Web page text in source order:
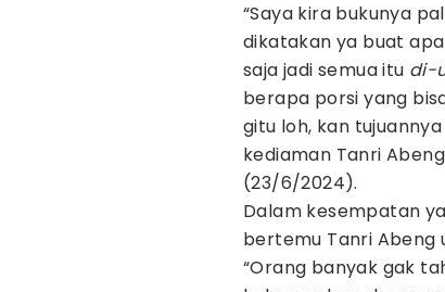
“Saya kira bukunya
dikatakan ya buat
saja jadi semua itu di-
berapa porsi yang
gitu loh, kan
kediaman Tanri
(23/6/2024).
Dalam kesempatan
bertemu Tanri Abeng
“Orang banyak gak